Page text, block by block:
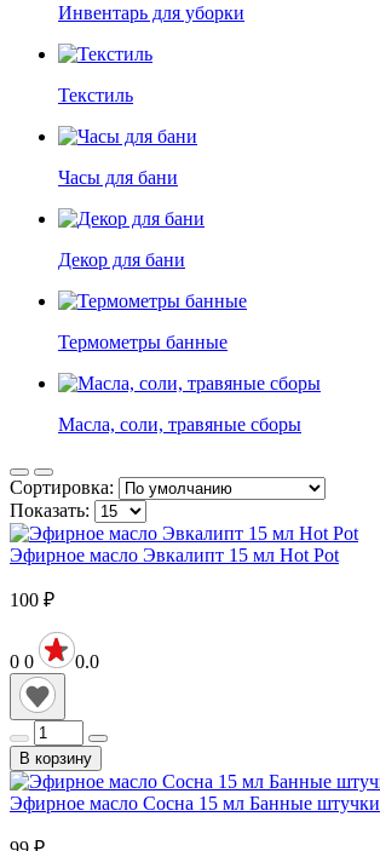
Инвентарь для уборки
Текстиль
Часы для бани
Декор для бани
Термометры банные
Масла, соли, травяные сборы
Сортировка:
Показать:
Эфирное масло Эвкалипт 15 мл Hot Pot
100 ₽
0 0 0.0
В корзину
Эфирное масло Сосна 15 мл Банные штучки